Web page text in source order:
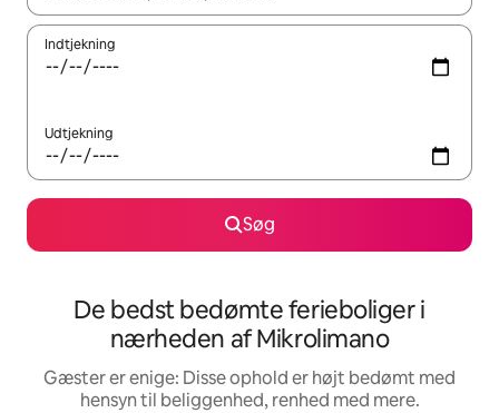
Indtjekning
Udtjekning
Søg
De bedst bedømte ferieboliger i
nærheden af Mikrolimano
Gæster er enige: Disse ophold er højt bedømt med
hensyn til beliggenhed, renhed med mere.